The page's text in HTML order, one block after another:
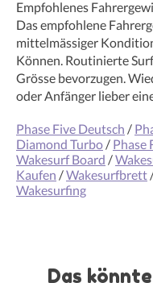
Empfohlenes
Das empfohlene
mittelmässiger
Können. Routinierte
Grösse bevorzugen.
oder Anfänger lieber
Phase Five Deutsch /
Diamond Turbo / Phase
Wakesurf Board /
Kaufen /Wakesurfbrett
Wakesurfing
Das